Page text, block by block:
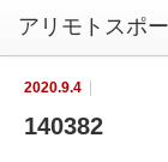
2020.9.4
140382